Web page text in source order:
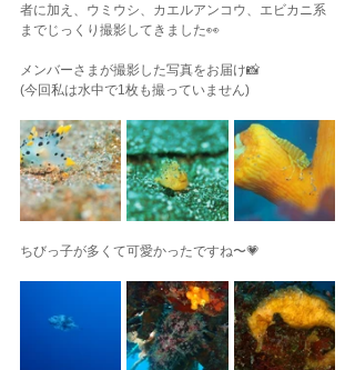
者に加え、ウミウシ、カエルアンコウ、エビカニ系
までじっくり撮影してきました👀
メンバーさまが撮影した写真をお届け📸
(今回私は水中で1枚も撮っていません)
ちびっ子が多くて可愛かったですね〜💗